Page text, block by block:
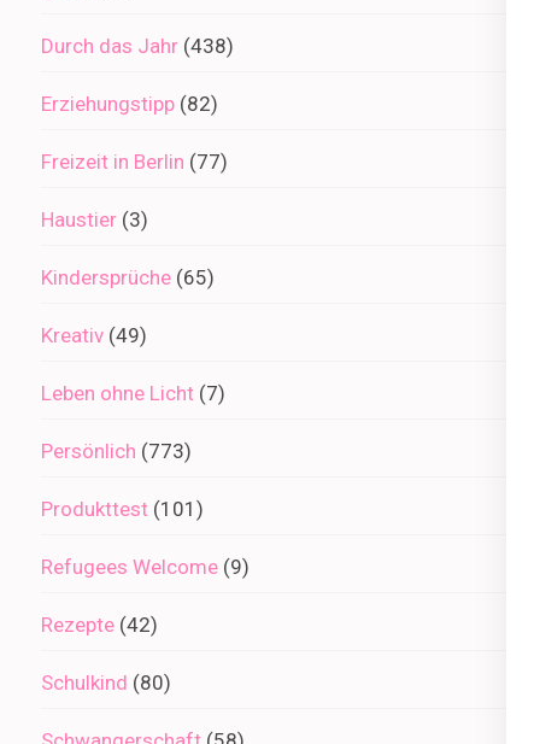
Durch das Jahr (438)
Erziehungstipp (82)
Freizeit in Berlin (77)
Haustier (3)
Kindersprüche (65)
Kreativ (49)
Leben ohne Licht (7)
Persönlich (773)
Produkttest (101)
Refugees Welcome (9)
Rezepte (42)
Schulkind (80)